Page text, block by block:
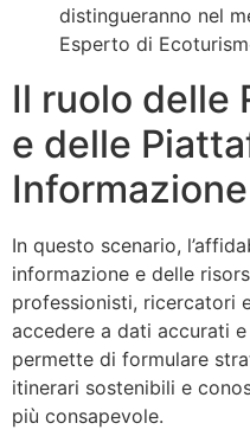
distingueranno nel
Esperto di
Il ruolo delle
e delle
Informazione
In questo scenario,
informazione e delle
professionisti, ricercatori
accedere a dati accurati
permette di formulare
itinerari sostenibili e
più consapevole.